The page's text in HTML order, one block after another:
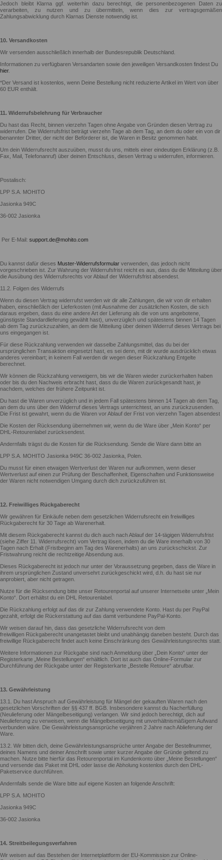
Jedoch bleibt Klarna ggf. weiterhin dazu berechtigt, die personenbezogenen Daten zu
verarbeiten, zu nutzen und zu übermitteln, wenn dies zur vertragsgemäßen
Zahlungsabwicklung durch Klarnas Dienste notwendig ist.
10. Versandkosten
Wir versenden ausschließlich innerhalb der Bundesrepublik Deutschland.
Informationen zu verfügbaren Versandarten sowie den jeweiligen Versandkosten findest Du
hier.
*Der Versand ist kostenlos, wenn Deine Bestellung nicht reduzierte Artikel im Wert von über
60 EUR enthält.
11. Widerrufsbelehrung für Verbraucher
Du hast das Recht, binnen vierzehn Tagen ohne Angabe von Gründen diesen Vertrag zu
widerrufen. Die Widerrufsfrist beträgt vierzehn Tage ab dem Tag, an dem du oder ein von dir
benannter Dritter, der nicht der Beförderer ist, die Waren in Besitz genommen habt.
Um dein Widerrufsrecht auszuüben, musst du uns, mittels einer eindeutigen Erklärung (z.B.
Fax, Mail, Telefonanruf) über deinen Entschluss, diesen Vertrag u widerrufen, informieren.
Postalisch:
LPP S.A. MOHITO
Jasionka 949C
36-002 Jasionka
Per E-Mail: support.de@mohito.com
Du kannst dafür dieses Muster-Widerrufsformular verwenden, das jedoch nicht
vorgeschrieben ist. Zur Wahrung der Widerrufsfrist reicht es aus, dass du die Mitteilung über
die Ausübung des Widerrufsrechts vor Ablauf der Widerrufsfrist absendest.
11.2. Folgen des Widerrufs
Wenn du diesen Vertrag widerrufst werden wir dir alle Zahlungen, die wir von dir erhalten
haben, einschließlich der Lieferkosten (mit Ausnahme der zusätzlichen Kosten, die sich
daraus ergeben, dass du eine andere Art der Lieferung als die von uns angebotene,
günstigste Standardlieferung gewählt hast), unverzüglich und spätestens binnen 14 Tagen
ab dem Tag zurückzuzahlen, an dem die Mitteilung über deinen Widerruf dieses Vertrags bei
uns eingegangen ist.
Für diese Rückzahlung verwenden wir dasselbe Zahlungsmittel, das du bei der
ursprünglichen Transaktion eingesetzt hast, es sei denn, mit dir wurde ausdrücklich etwas
anderes vereinbart; in keinem Fall werden dir wegen dieser Rückzahlung Entgelte
berechnet.
Wir können die Rückzahlung verweigern, bis wir die Waren wieder zurückerhalten haben
oder bis du den Nachweis erbracht hast, dass du die Waren zurückgesandt hast, je
nachdem, welches der frühere Zeitpunkt ist.
Du hast die Waren unverzüglich und in jedem Fall spätestens binnen 14 Tagen ab dem Tag,
an dem du uns über den Widerruf dieses Vertrags unterrichtest, an uns zurückzusenden.
Die Frist ist gewahrt, wenn du die Waren vor Ablauf der Frist von vierzehn Tagen absendest
Die Kosten der Rücksendung übernehmen wir, wenn du die Ware über „Mein Konto“ per
DHL-Retourenlabel zurücksendest.
Andernfalls trägst du die Kosten für die Rücksendung. Sende die Ware dann bitte an
LPP S.A. MOHITO Jasionka 949C 36-002 Jasionka, Polen.
Du musst für einen etwaigen Wertverlust der Waren nur aufkommen, wenn dieser
Wertverlust auf einen zur Prüfung der Beschaffenheit, Eigenschaften und Funktionsweise
der Waren nicht notwendigen Umgang durch dich zurückzuführen ist.
12. Freiwilliges Rückgaberecht
Wir gewähren für Einkäufe neben dem gesetzlichen Widerrufsrecht ein freiwilliges
Rückgaberecht für 30 Tage ab Warenerhalt.
Mit diesem Rückgaberecht kannst du dich auch nach Ablauf der 14-tägigen Widerrufsfrist
(siehe Ziffer 11. Widerrufsrecht) vom Vertrag lösen, indem du die Ware innerhalb von 30
Tagen nach Erhalt (Fristbeginn am Tag des Warenerhalts) an uns zurückschickst. Zur
Fristwahrung reicht die rechtzeitige Absendung aus.
Dieses Rückgaberecht ist jedoch nur unter der Voraussetzung gegeben, dass die Ware in
ihrem ursprünglichen Zustand unversehrt zurückgeschickt wird, d.h. du hast sie nur
anprobiert, aber nicht getragen.
Nutze für die Rücksendung bitte unser Retourenportal auf unserer Internetseite unter „Mein
Konto“. Dort erhältst du ein DHL Retourenlabel.
Die Rückzahlung erfolgt auf das dir zur Zahlung verwendete Konto. Hast du per PayPal
gezahlt, erfolgt die Rückerstattung auf das damit verbundene PayPal-Konto.
Wir weisen darauf hin, dass das gesetzliche Widerrufsrecht von dem
freiwilligen Rückgaberecht unangetastet bleibt und unabhängig daneben besteht. Durch das
freiwillige Rückgaberecht findet auch keine Einschränkung des Gewährleistungsrechts statt.
Weitere Informationen zur Rückgabe sind nach Anmeldung über „Dein Konto“ unter der
Registerkarte „Meine Bestellungen“ erhältlich. Dort ist auch das Online-Formular zur
Durchführung der Rückgabe unter der Registerkarte „Bestelle Retoure“ abrufbar.
13. Gewährleistung
13.1. Du hast Anspruch auf Gewährleistung für Mängel der gekauften Waren nach den
gesetzlichen Vorschriften der §§ 437 ff. BGB. Insbesondere kannst du Nacherfüllung
(Neulieferung oder Mängelbeseitigung) verlangen. Wir sind jedoch berechtigt, dich auf
Neulieferung zu verweisen, wenn die Mängelbeseitigung mit unverhältnismäßigem Aufwand
verbunden wäre. Die Gewährleistungsansprüche verjähren 2 Jahre nach Ablieferung der
Ware.
13.2. Wir bitten dich, deine Gewährleistungsansprüche unter Angabe der Bestellnummer,
deines Namens und deiner Anschrift sowie unter kurzer Angabe der Gründe geltend zu
machen. Nutze bitte hierfür das Retourenportal im Kundenkonto über „Meine Bestellungen“
und versende das Paket mit DHL oder lasse die Abholung kostenlos durch den DHL-
Paketservice durchführen.
Andernfalls sende die Ware bitte auf eigene Kosten an folgende Anschrift:
LPP S.A. MOHITO
Jasionka 949C
36-002 Jasionka
14. Streitbeilegungsverfahren
Wir weisen auf das Bestehen der Internetplattform der EU-Kommission zur Online-